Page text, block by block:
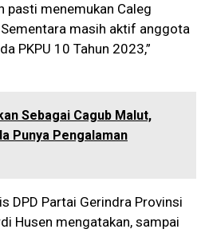
pasti menemukan Caleg
masih aktif anggota
PKPU 10 Tahun 2023,”
Sebagai Cagub Malut,
Punya Pengalaman
DPD Partai Gerindra Provinsi
Husen mengatakan, sampai